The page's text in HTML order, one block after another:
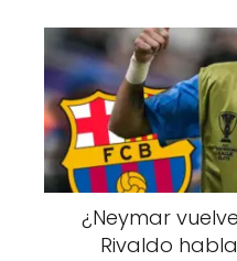
¿Neymar
Rivaldo